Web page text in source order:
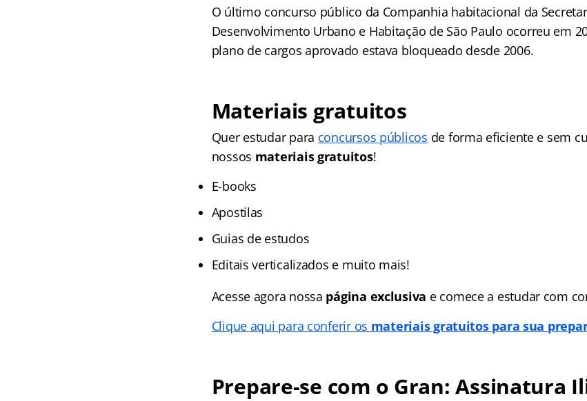
O último concurso público da Companhia habitacional da
Desenvolvimento Urbano e Habitação de São Paulo ocorreu em
plano de cargos aprovado estava bloqueado desde 2006.
Materiais gratuitos
Quer estudar para concursos públicos de forma eficiente e sem
nossos materiais gratuitos!
E-books
Apostilas
Guias de estudos
Editais verticalizados e muito mais!
Acesse agora nossa página exclusiva e comece a estudar com
Clique aqui para conferir os materiais gratuitos para sua
Prepare-se com o Gran: Assinatura